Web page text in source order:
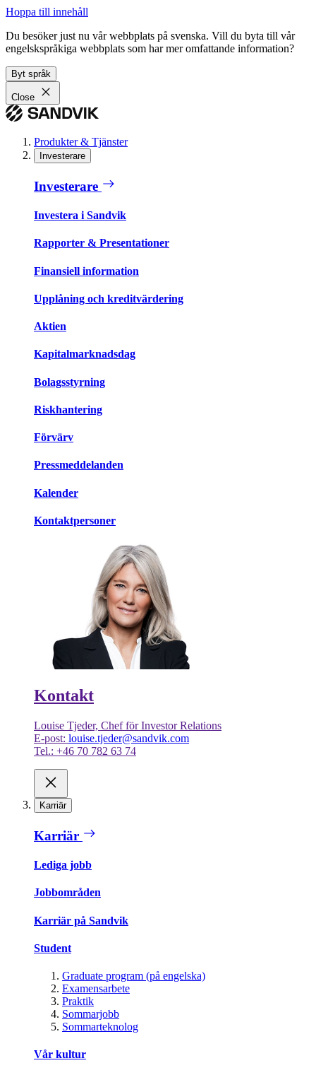
Hoppa till innehåll
Du besöker just nu vår webbplats på svenska. Vill du byta till vår
engelskspråkiga webbplats som har mer omfattande information?
Byt språk
Close
Produkter & Tjänster
Investerare
Investerare
Investera i Sandvik
Rapporter & Presentationer
Finansiell information
Upplåning och kreditvärdering
Aktien
Kapitalmarknadsdag
Bolagsstyrning
Riskhantering
Förvärv
Pressmeddelanden
Kalender
Kontaktpersoner
Kontakt
Louise Tjeder, Chef för Investor Relations
E-post: louise.tjeder@sandvik.com
Tel.: +46 70 782 63 74
Karriär
Karriär
Lediga jobb
Jobbområden
Karriär på Sandvik
Student
Graduate program (på engelska)
Examensarbete
Praktik
Sommarjobb
Sommarteknolog
Vår kultur